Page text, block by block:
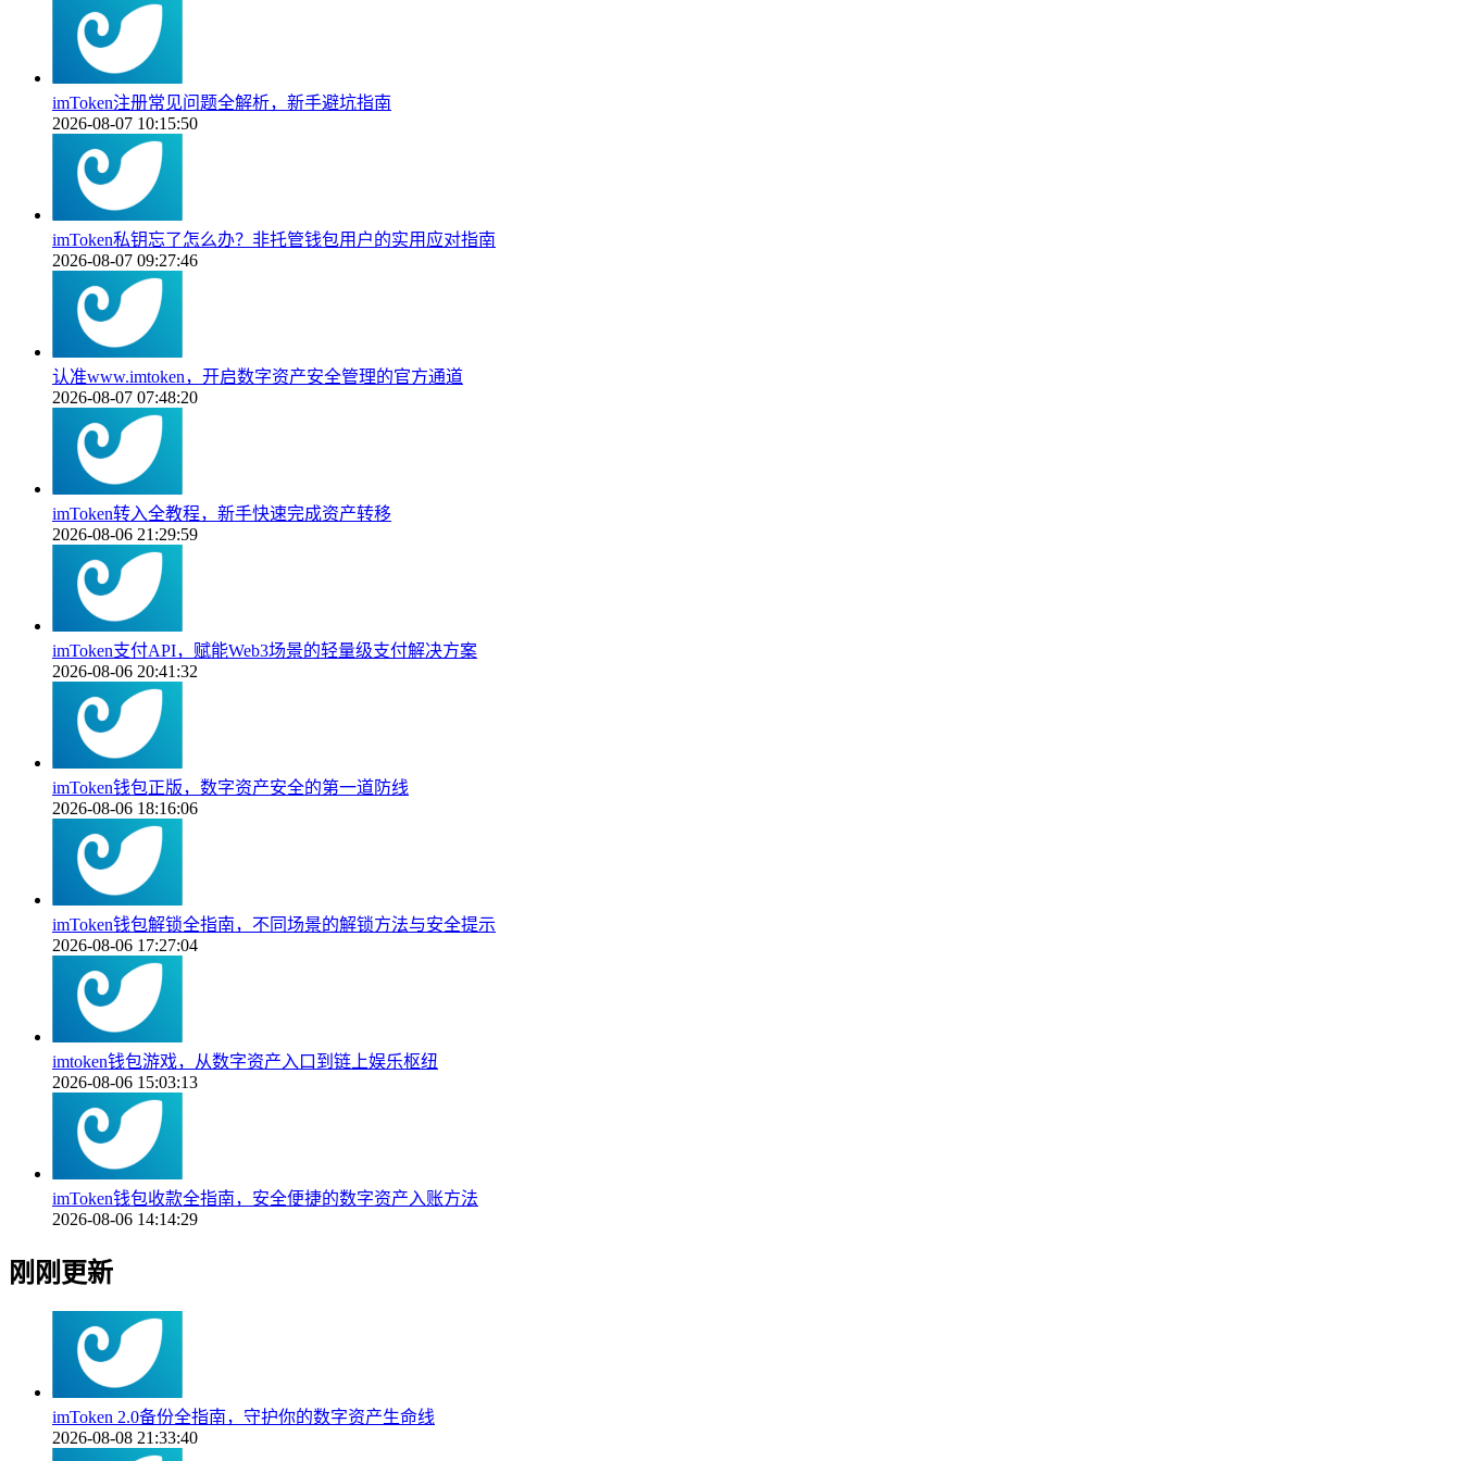
imToken注册常见问题全解析，新手避坑指南
2026-08-07 10:15:50
imToken私钥忘了怎么办？非托管钱包用户的实用应对指南
2026-08-07 09:27:46
认准www.imtoken，开启数字资产安全管理的官方通道
2026-08-07 07:48:20
imToken转入全教程，新手快速完成资产转移
2026-08-06 21:29:59
imToken支付API，赋能Web3场景的轻量级支付解决方案
2026-08-06 20:41:32
imToken钱包正版，数字资产安全的第一道防线
2026-08-06 18:16:06
imToken钱包解锁全指南，不同场景的解锁方法与安全提示
2026-08-06 17:27:04
imtoken钱包游戏，从数字资产入口到链上娱乐枢纽
2026-08-06 15:03:13
imToken钱包收款全指南，安全便捷的数字资产入账方法
2026-08-06 14:14:29
刚刚更新
imToken 2.0备份全指南，守护你的数字资产生命线
2026-08-08 21:33:40